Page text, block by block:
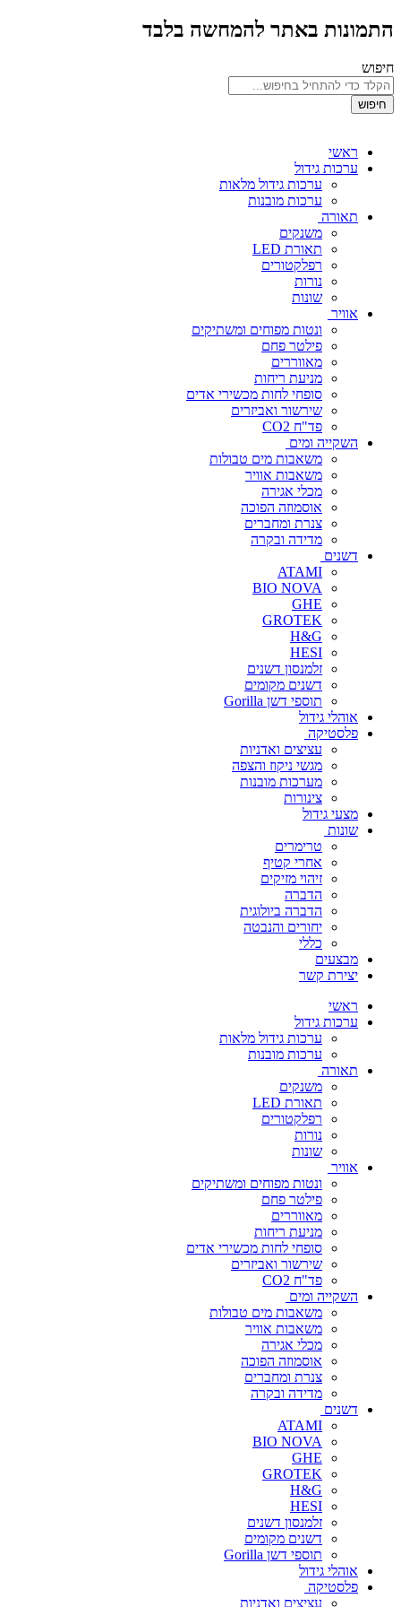
התמונות באתר להמחשה בלבד
חיפוש
חיפוש
ראשי
ערכות גידול
ערכות גידול מלאות
ערכות מובנות
תאורה
משנקים
תאורת LED
רפלקטורים
נורות
שונות
אוויר
ונטות מפוחים ומשתיקים
פילטר פחם
מאווררים
מניעת ריחות
סופחי לחות מכשירי אדים
שירשור ואביזרים
פד"ח CO2
השקייה ומים
משאבות מים טבולות
משאבות אוויר
מכלי אגירה
אוסמוזה הפוכה
צנרת ומחברים
מדידה ובקרה
דשנים
ATAMI
BIO NOVA
GHE
GROTEK
H&G
HESI
זלמנסון דשנים
דשנים מקומים
תוספי דשן Gorilla
אוהלי גידול
פלסטיקה
עציצים ואדניות
מגשי ניקוז והצפה
מערכות מובנות
צינורות
מצעי גידול
שונות
טרימרים
אחרי קטיף
זיהוי מזיקים
הדברה
הדברה ביולוגית
יחורים והנבטה
כללי
מבצעים
יצירת קשר
ראשי
ערכות גידול
ערכות גידול מלאות
ערכות מובנות
תאורה
משנקים
תאורת LED
רפלקטורים
נורות
שונות
אוויר
ונטות מפוחים ומשתיקים
פילטר פחם
מאווררים
מניעת ריחות
סופחי לחות מכשירי אדים
שירשור ואביזרים
פד"ח CO2
השקייה ומים
משאבות מים טבולות
משאבות אוויר
מכלי אגירה
אוסמוזה הפוכה
צנרת ומחברים
מדידה ובקרה
דשנים
ATAMI
BIO NOVA
GHE
GROTEK
H&G
HESI
זלמנסון דשנים
דשנים מקומים
תוספי דשן Gorilla
אוהלי גידול
פלסטיקה
עציצים ואדניות